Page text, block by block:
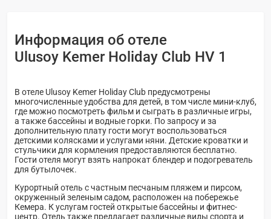
Информация об отеле
Ulusoy Kemer Holiday Club HV 1
В отеле Ulusoy Kemer Holiday Club предусмотрены
многочисленные удобства для детей, в том числе мини-клуб,
где можно посмотреть фильм и сыграть в различные игры,
а также бассейны и водные горки. По запросу и за
дополнительную плату гости могут воспользоваться
детскими колясками и услугами няни. Детские кроватки и
стульчики для кормления предоставляются бесплатно.
Гости отеля могут взять напрокат блендер и подогреватель
для бутылочек.
Курортный отель с частным песчаным пляжем и пирсом,
окруженный зеленым садом, расположен на побережье
Кемера. К услугам гостей открытые бассейны и фитнес-
центр. Отель также предлагает различные виды спорта и